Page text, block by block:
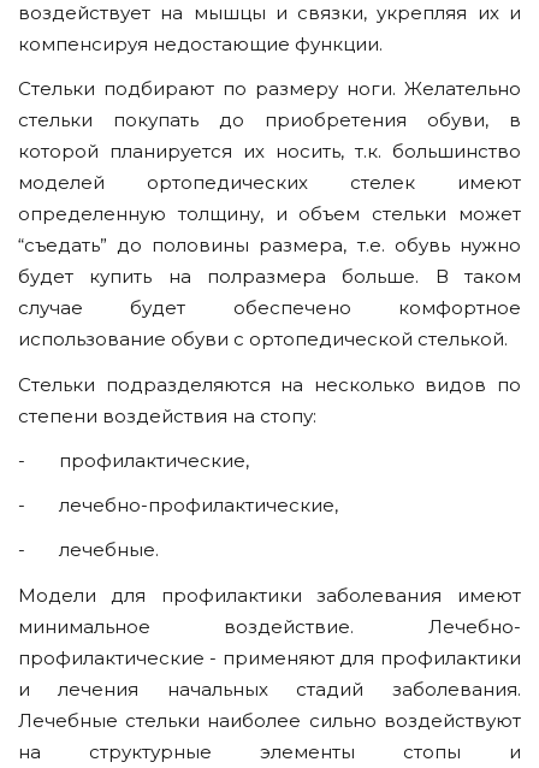
воздействует на мышцы и связки, укрепляя их и
компенсируя недостающие функции.
Стельки подбирают по размеру ноги. Желательно
стельки покупать до приобретения обуви, в
которой планируется их носить, т.к. большинство
моделей ортопедических стелек имеют
определенную толщину, и объем стельки может
“съедать” до половины размера, т.е. обувь нужно
будет купить на полразмера больше. В таком
случае будет обеспечено комфортное
использование обуви с ортопедической стелькой.
Стельки подразделяются на несколько видов по
степени воздействия на стопу:
- профилактические,
- лечебно-профилактические,
- лечебные.
Модели для профилактики заболевания имеют
минимальное воздействие. Лечебно-
профилактические - применяют для профилактики
и лечения начальных стадий заболевания.
Лечебные стельки наиболее сильно воздействуют
на структурные элементы стопы и